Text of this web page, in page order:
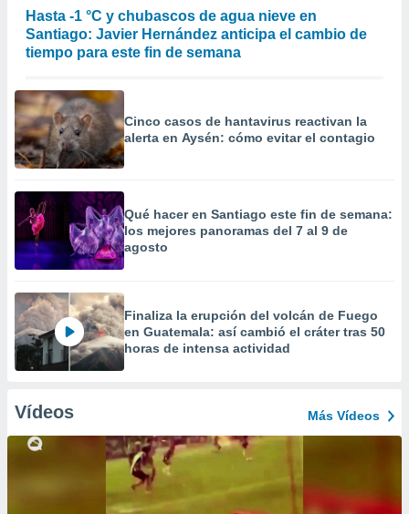
Hasta -1 °C y chubascos de agua nieve en
Santiago: Javier Hernández anticipa el cambio de
tiempo para este fin de semana
Cinco casos de hantavirus reactivan la
alerta en Aysén: cómo evitar el contagio
Qué hacer en Santiago este fin de semana:
los mejores panoramas del 7 al 9 de
agosto
Finaliza la erupción del volcán de Fuego
en Guatemala: así cambió el cráter tras 50
horas de intensa actividad
Vídeos Más Vídeos